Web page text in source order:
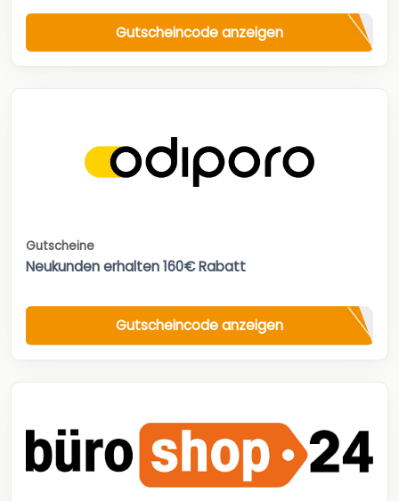
Gutscheincode anzeigen
Gutscheine
Neukunden erhalten 160€ Rabatt
Gutscheincode anzeigen